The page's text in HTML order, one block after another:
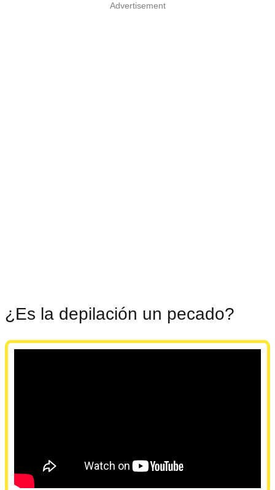
Advertisement
¿Es la depilación un pecado?